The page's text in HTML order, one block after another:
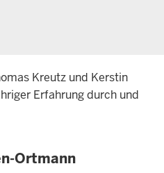
Kreutz und Kerstin
Erfahrung durch und
Ortmann